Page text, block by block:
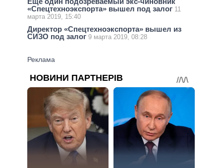
«Спецтехноэкспорта» вышел под залог 11
марта 2019, 15:40
Директор «Спецтехноэкспорта» вышел из
СИЗО под залог 9 марта 2019, 08:28